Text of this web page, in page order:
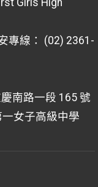
Girls High
線： (02) 2361-
南路一段 165 號
女子高級中學